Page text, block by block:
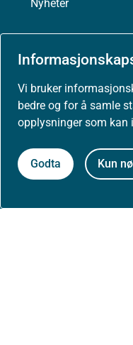
Vi bruker
bedre og for å samle
opplysninger som kan
Godta Kun
Nyheter
Presse